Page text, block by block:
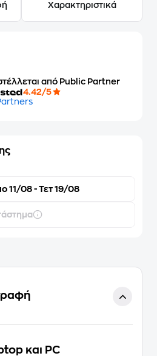
Χαρακτηριστικά
από Public Partner
4.42/5
11/08 - Τετ 19/08
και PC